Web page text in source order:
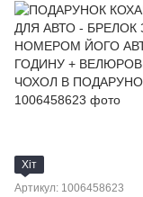
ВЕЛЮРОВИЙ ЧОХОЛ
Хіт
Артикул: 1006458623